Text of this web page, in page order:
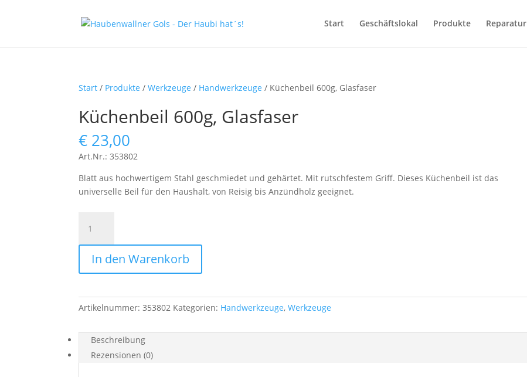
Start Geschäftslokal Produkte Reparatur
Start / Produkte /Werkzeuge / Handwerkzeuge / Küchenbeil 600g, Glasfaser
Küchenbeil 600g, Glasfaser
€ 23,00
Art.Nr.: 353802
Blatt aus hochwertigem Stahl geschmiedet und gehärtet. Mit rutschfestem Griff. Dieses Küchenbeil ist das
universelle Beil für den Haushalt, von Reisig bis Anzündholz geeignet.
600g,
Glasfaser
MengeIn den Warenkorb
Artikelnummer:353802 Kategorien: Handwerkzeuge,Werkzeuge
Beschreibung
Rezensionen (0)